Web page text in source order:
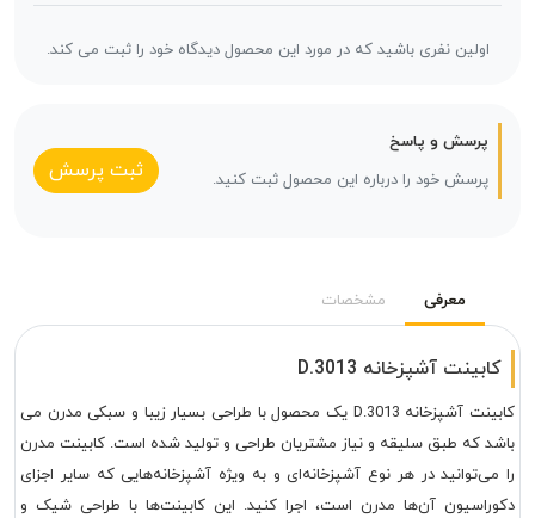
اولین نفری باشید که در مورد این محصول دیدگاه خود را ثبت می کند.
پرسش و پاسخ
پرسش خود را درباره این محصول ثبت کنید.
ثبت پرسش
معرفی مشخصات
کابینت آشپزخانه D.3013
کابینت آشپزخانه D.3013 یک محصول با طراحی بسیار زیبا و سبکی مدرن می
باشد که طبق سلیقه و نیاز مشتریان طراحی و تولید شده است. کابینت مدرن
را می‌توانید در هر نوع آشپزخانه‌ای و به ویژه آشپزخانه‌هایی که سایر اجزای
دکوراسیون آن‌ها مدرن است، اجرا کنید. این کابینت‌ها با طراحی شیک و